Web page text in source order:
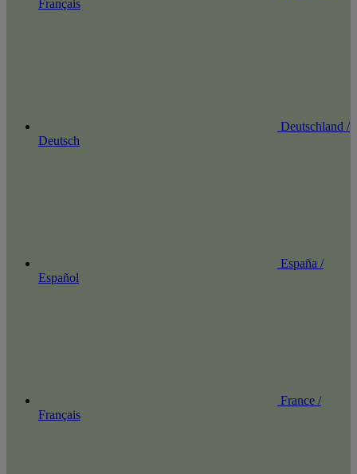
Français
Deutschland /
Deutsch
España /
Español
France /
Français